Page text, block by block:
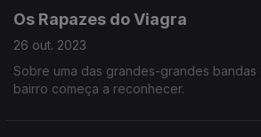
Os Rapazes do Viagra
26 out. 2023
Sobre uma das grandes-grandes
bairro começa a reconhecer.